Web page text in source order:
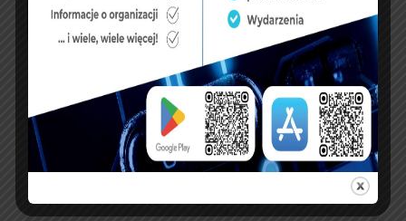
P W Ś P S N
1 2
3 5 7 8 9
12 13 14 15 16
17 18 19 20 21 22 23